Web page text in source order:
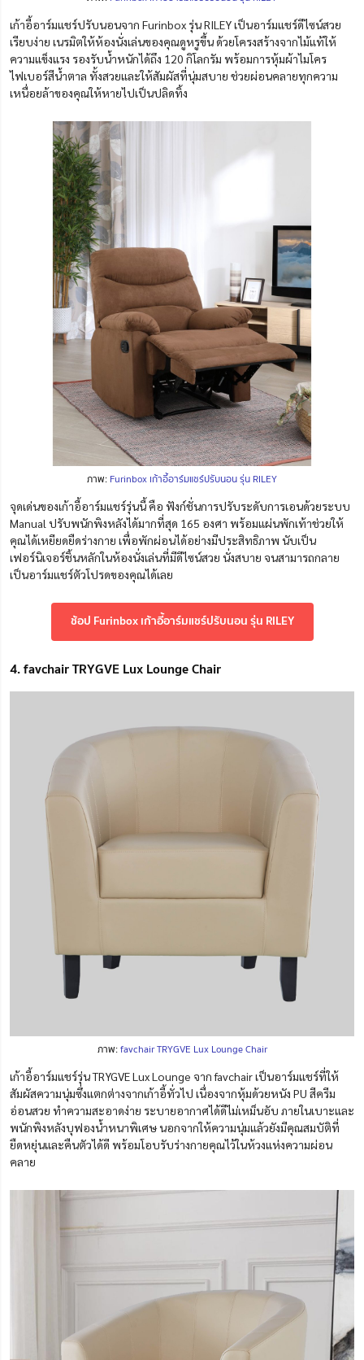
เก้าอี้อาร์มแชร์ปรับนอนจาก Furinbox รุ่น RILEY เป็นอาร์มแชร์ดีไซน์สวย
เรียบง่าย เนรมิตให้ห้องนั่งเล่นของคุณดูหรูขึ้น ด้วยโครงสร้างจากไม้แท้ให้
ความแข็งแรง รองรับน้ำหนักได้ถึง 120 กิโลกรัม พร้อมการหุ้มผ้าไมโคร
ไฟเบอร์สีน้ำตาล ทั้งสวยและให้สัมผัสที่นุ่มสบาย ช่วยผ่อนคลายทุกความ
เหนื่อยล้าของคุณให้หายไปเป็นปลิดทิ้ง
ภาพ: Furinbox เก้าอี้อาร์มแชร์ปรับนอน รุ่น RILEY
จุดเด่นของเก้าอี้อาร์มแชร์รุ่นนี้ คือ ฟังก์ชั่นการปรับระดับการเอนด้วยระบบ
Manual ปรับพนักพิงหลังได้มากที่สุด 165 องศา พร้อมแผ่นพักเท้าช่วยให้
คุณได้เหยียดยืดร่างกาย เพื่อพักผ่อนได้อย่างมีประสิทธิภาพ นับเป็น
เฟอร์นิเจอร์ชิ้นหลักในห้องนั่งเล่นที่มีดีไซน์สวย นั่งสบาย จนสามารถกลาย
เป็นอาร์มแชร์ตัวโปรดของคุณได้เลย
ช้อป Furinbox เก้าอี้อาร์มแชร์ปรับนอน รุ่น RILEY
4. favchair TRYGVE Lux Lounge Chair
ภาพ:favchair TRYGVE Lux Lounge Chair
เก้าอี้อาร์มแชร์รุ่น TRYGVE Lux Lounge จาก favchair เป็นอาร์มแชร์ที่ให้
สัมผัสความนุ่มซึ่งแตกต่างจากเก้าอี้ทั่วไป เนื่องจากหุ้มด้วยหนัง PU สีครีม
อ่อนสวย ทำความสะอาดง่าย ระบายอากาศได้ดีไม่เหม็นอับ ภายในเบาะและ
พนักพิงหลังบุฟองน้ำหนาพิเศษ นอกจากให้ความนุ่มแล้วยังมีคุณสมบัติที่
ยืดหยุ่นและคืนตัวได้ดี พร้อมโอบรับร่างกายคุณไว้ในห้วงแห่งความผ่อน
คลาย